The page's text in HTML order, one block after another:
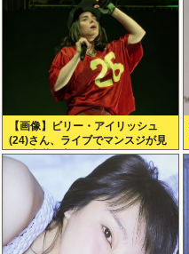
【画像】ビリー・アイリッシュ
(24)さん、ライブでマンスジが見
える衣装を着て炎上